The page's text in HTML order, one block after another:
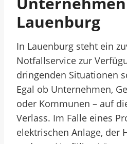
Lauenburg
In Lauenburg steht ein
Notfallservice zur
dringenden Situationen
Egal ob Unternehmen,
oder Kommunen – auf
Verlass. Im Falle eines
elektrischen Anlage, der